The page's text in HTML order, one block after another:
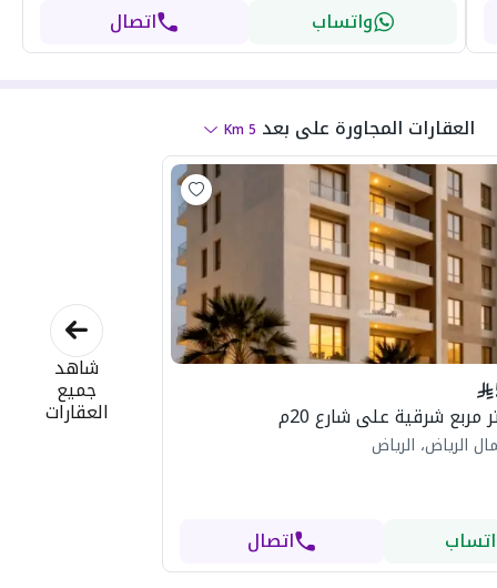
واتساب اتصال
العقارات المجاورة على بعد 5
Km
الرياض، الرياض
اتصال
شاهد
جميع
العقارات